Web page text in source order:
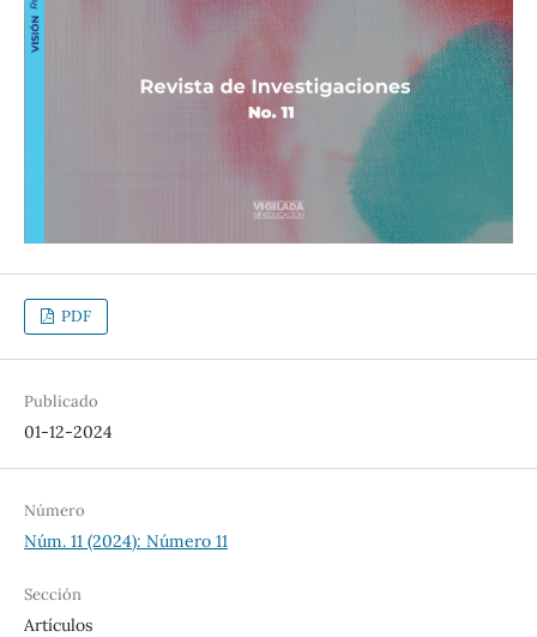
PDF
Publicado
01-12-2024
Número
Núm. 11 (2024): Número 11
Sección
Artículos